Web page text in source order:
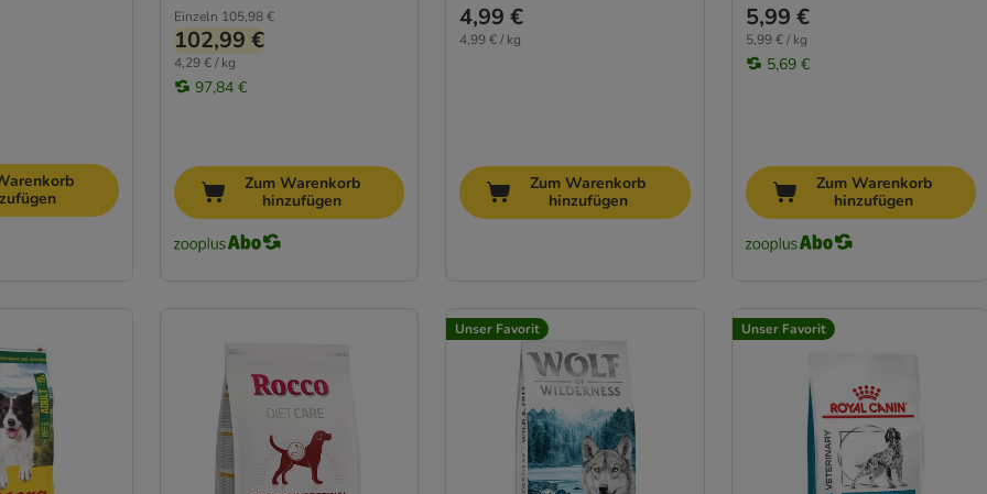
Einzeln 105,98 €
102,99 €
4,29 € / kg
97,84 €
Zum Warenkorb
hinzufügen
4,99 €
4,99 € / kg
Zum Warenkorb
hinzufügen
5,99 €
5,99 € / kg
5,69 €
Zum Warenkorb
hinzufügen
Unser Favorit Unser Favorit